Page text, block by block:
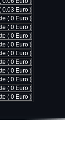
0.03 Euro )
( 0 Euro )
( 0 Euro )
( 0 Euro )
( 0 Euro )
( 0 Euro )
( 0 Euro )
( 0 Euro )
( 0 Euro )
( 0 Euro )
( 0 Euro )